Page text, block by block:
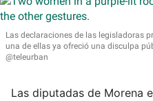
Las declaraciones de las legisladoras
una de ellas ya ofreció una disculpa
@teleurban
Las diputadas de Morena